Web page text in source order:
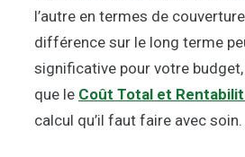
l’autre en termes de
différence sur le long terme
significative pour votre
que le Coût Total et
calcul qu’il faut faire avec soin.